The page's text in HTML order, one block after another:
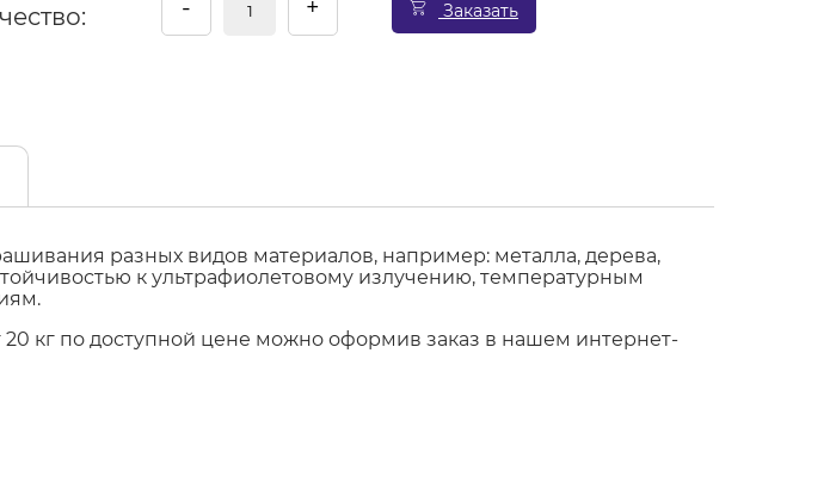
- + Заказать
разных видов материалов, например: металла, дерева,
к ультрафиолетовому излучению, температурным
кг по доступной цене можно оформив заказ в нашем интернет-